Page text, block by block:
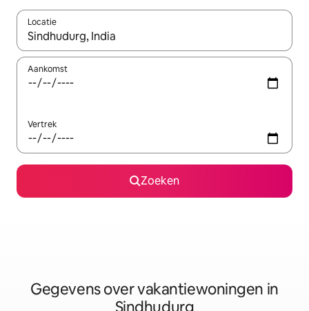
Locatie
Wanneer er resultaten beschikbaar zijn, maak je een keuze
Aankomst
Vertrek
Zoeken
Gegevens over vakantiewoningen in